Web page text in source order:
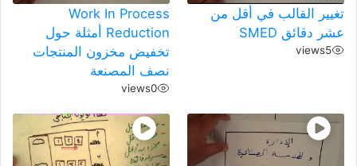
تغيير القالب في أقل من
عشر دقائق SMED
5
views
Work In Process
Reduction أمثلة حول
تخفيض مخزون المنتجات
نصف المصنعة
0
views